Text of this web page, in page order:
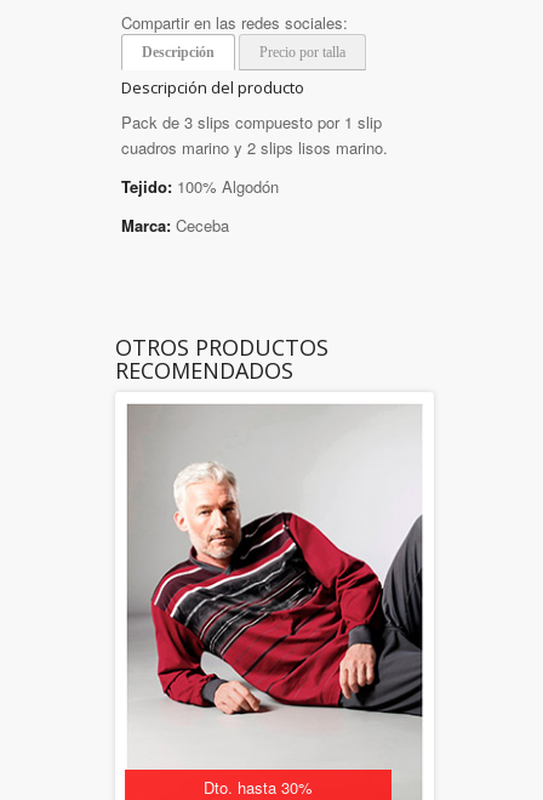
Compartir en las redes sociales:
Descripción Precio por talla
Descripción del producto
Pack de 3 slips compuesto por 1 slip
cuadros marino y 2 slips lisos marino.
Tejido: 100% Algodón
Marca: Ceceba
OTROS PRODUCTOS
RECOMENDADOS
Dto. hasta 30%